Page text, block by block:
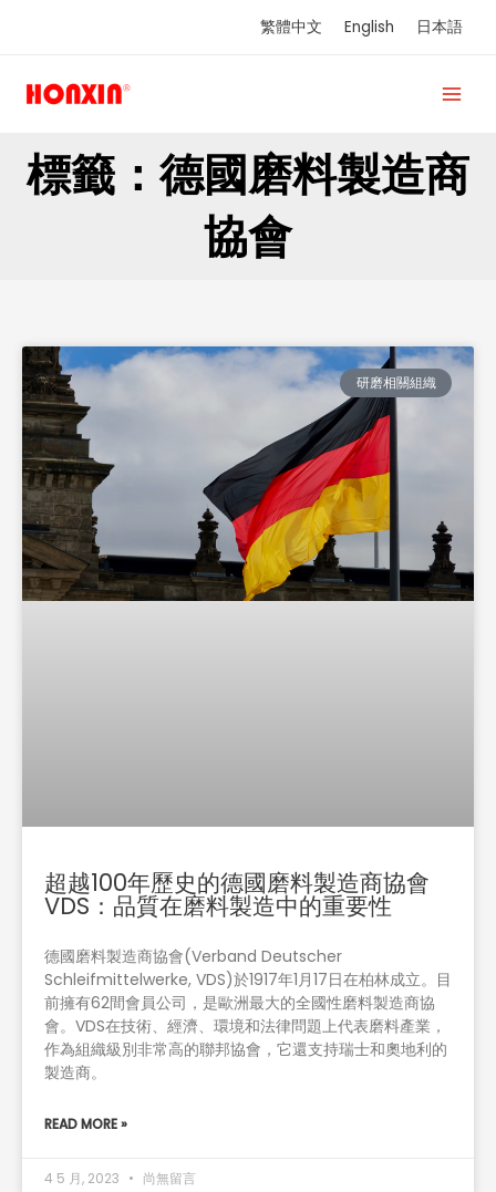
繁體中文 English 日本語
標籤：德國磨料製造商
協會
研磨相關組織
超越100年歷史的德國磨料製造商協會
VDS：品質在磨料製造中的重要性
德國磨料製造商協會(Verband Deutscher
Schleifmittelwerke, VDS)於1917年1月17日在柏林成立。目
前擁有62間會員公司，是歐洲最大的全國性磨料製造商協
會。VDS在技術、經濟、環境和法律問題上代表磨料產業，
作為組織級別非常高的聯邦協會，它還支持瑞士和奧地利的
製造商。
READ MORE »
4 5 月, 2023 尚無留言